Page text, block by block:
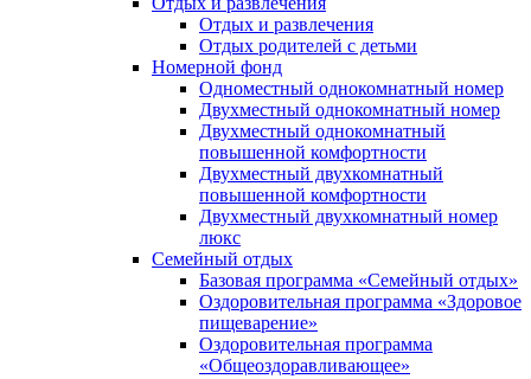
Отдых и развлечения
Отдых родителей с детьми
Номерной фонд
Одноместный однокомнатный номер
Двухместный однокомнатный номер
Двухместный однокомнатный
повышенной комфортности
Двухместный двухкомнатный
повышенной комфортности
Двухместный двухкомнатный номер
люкс
Семейный отдых
Базовая программа «Семейный отдых»
Оздоровительная программа «Здоровое
пищеварение»
Оздоровительная программа
«Общеоздоравливающее»